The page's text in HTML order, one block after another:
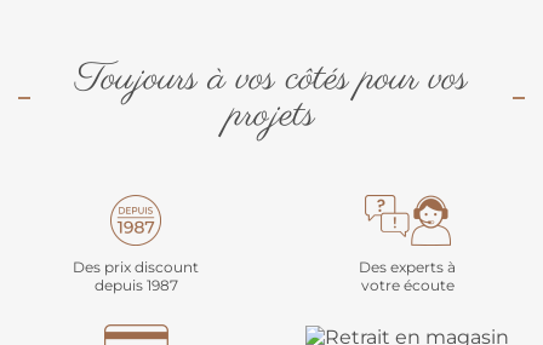
Toujours à vos côtés pour vos
projets
Des prix discount
depuis 1987
Des experts à
votre écoute